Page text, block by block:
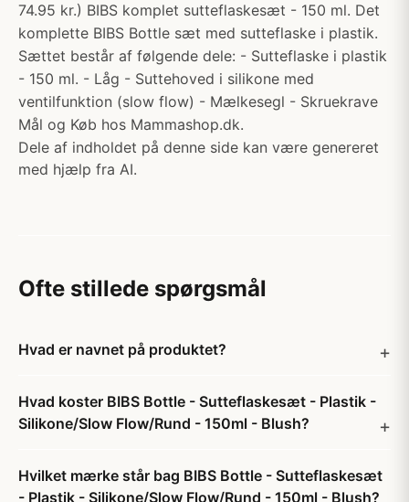
74.95 kr.) BIBS komplet sutteflaskesæt - 150 ml. Det
komplette BIBS Bottle sæt med sutteflaske i plastik.
Sættet består af følgende dele: - Sutteflaske i plastik
- 150 ml. - Låg - Suttehoved i silikone med
ventilfunktion (slow flow) - Mælkesegl - Skruekrave
Mål og Køb hos Mammashop.dk.
Dele af indholdet på denne side kan være genereret
med hjælp fra AI.
Ofte stillede spørgsmål
Hvad er navnet på produktet?
Hvad koster BIBS Bottle - Sutteflaskesæt - Plastik -
Silikone/Slow Flow/Rund - 150ml - Blush?
Hvilket mærke står bag BIBS Bottle - Sutteflaskesæt
- Plastik - Silikone/Slow Flow/Rund - 150ml - Blush?